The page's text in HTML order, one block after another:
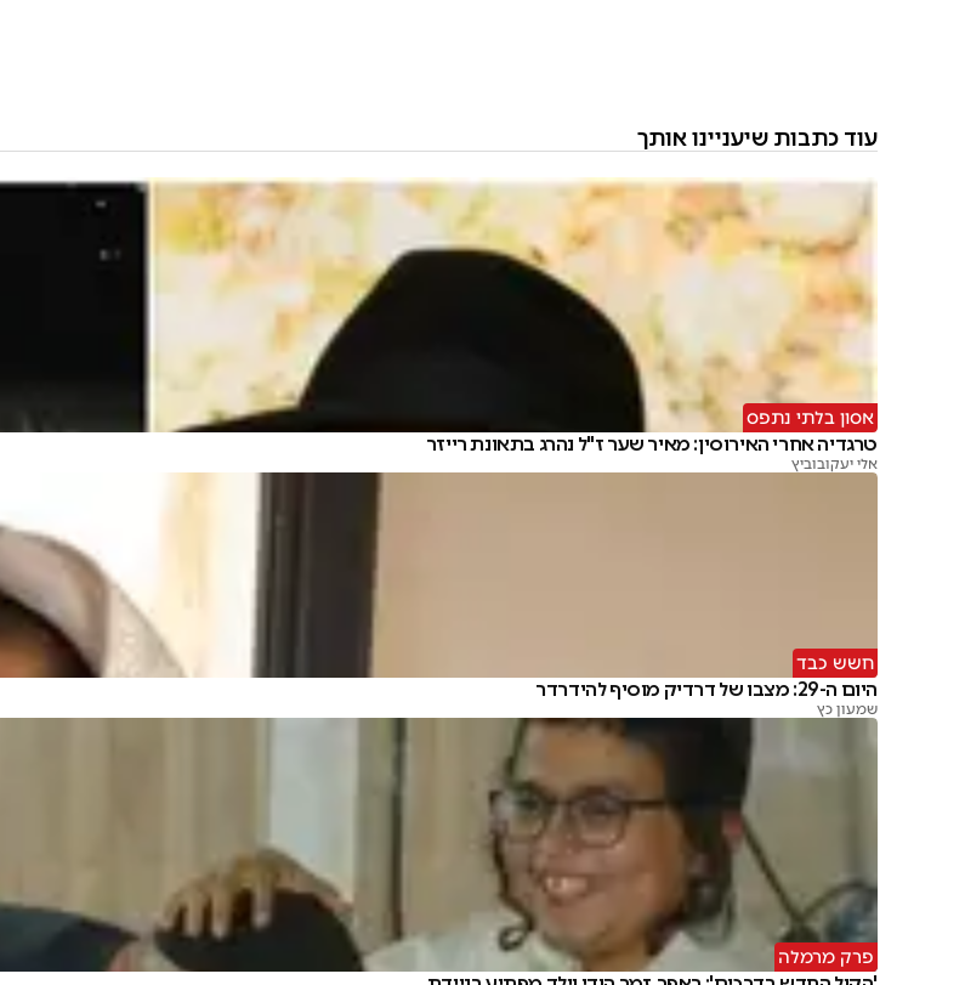
עוד כתבות שיעניינו אותך
אסון בלתי נתפס
טרגדיה אחרי האירוסין: מאיר שער ז"ל נהרג בתאונת רייזר
אלי יעקובוביץ
חשש כבד
היום ה-29: מצבו של דרדיק מוסיף להידרדר
שמעון כץ
פרק מרמלה